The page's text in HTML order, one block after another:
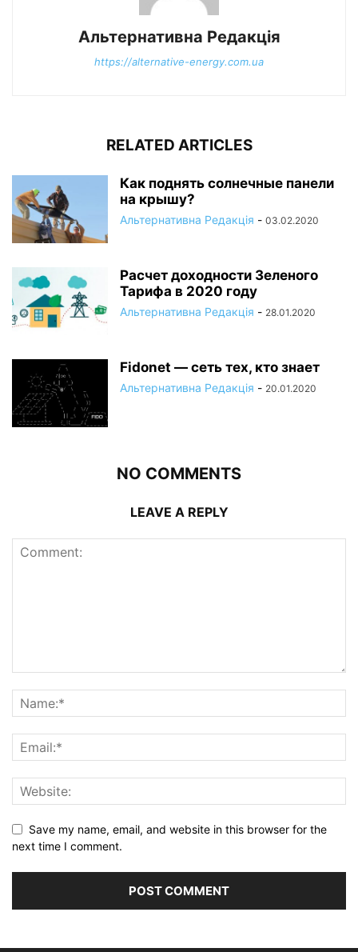
Альтернативна Редакція
https://alternative-energy.com.ua
RELATED ARTICLES
Как поднять солнечные панели
на крышу?
Альтернативна Редакція - 03.02.2020
Расчет доходности Зеленого
Тарифа в 2020 году
Альтернативна Редакція - 28.01.2020
Fidonet — сеть тех, кто знает
Альтернативна Редакція - 20.01.2020
NO COMMENTS
LEAVE A REPLY
Save my name, email, and website in this browser for the
next time I comment.